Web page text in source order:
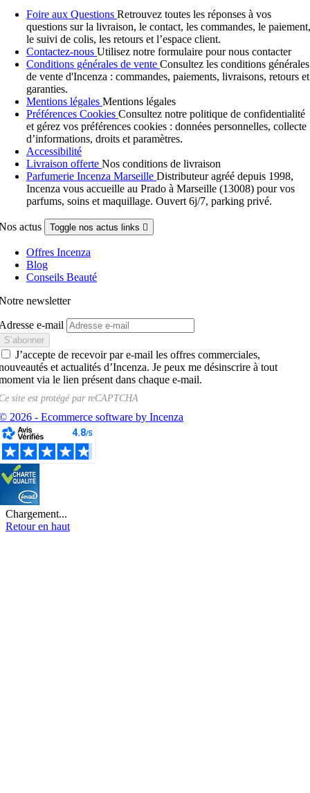
Foire aux Questions Retrouvez toutes les réponses à vos
questions sur la livraison, le contact, les commandes, le paiement,
le suivi de colis, les retours et l’espace client.
Contactez-nous Utilisez notre formulaire pour nous contacter
Conditions générales de vente Consultez les conditions générales
de vente d'Incenza : commandes, paiements, livraisons, retours et
garanties.
Mentions légales Mentions légales
Préférences Cookies Consultez notre politique de confidentialité
et gérez vos préférences cookies : données personnelles, collecte
d’informations, droits et paramètres.
Accessibilité
Livraison offerte Nos conditions de livraison
Parfumerie Incenza Marseille Distributeur agréé depuis 1998,
Incenza vous accueille au Prado à Marseille (13008) pour vos
parfums, soins et maquillage. Ouvert 6j/7, parking privé.
actus Toggle nos actus links 
Offres Incenza
Blog
Conseils Beauté
newsletter
e-mail
J’accepte de recevoir par e-mail les offres commerciales,
et actualités d’Incenza. Je peux me désinscrire à tout
via le lien présent dans chaque e-mail.
site est protégé parreCAPTCHA
2026 - Ecommerce software by Incenza
Chargement...
Retour en haut